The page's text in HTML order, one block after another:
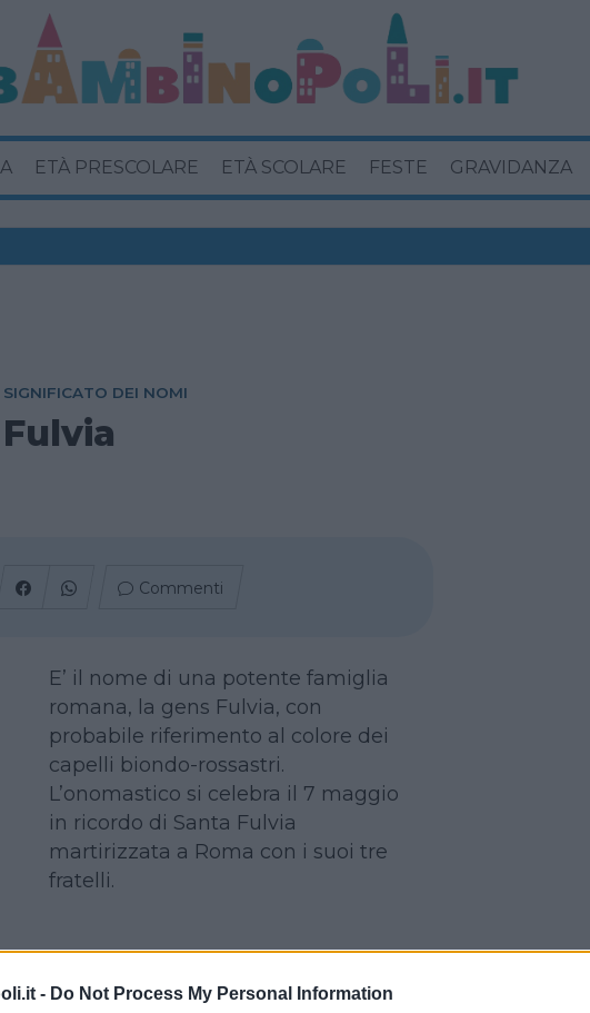
- Do Not Process My Personal Information
ETÀ PRESCOLARE ETÀ SCOLARE FESTE GRAVIDANZA
SIGNIFICATO DEI NOMI
Fulvia
Commenti
E’ il nome di una potente famiglia
romana, la gens Fulvia, con
probabile riferimento al colore dei
capelli biondo-rossastri.
L’onomastico si celebra il 7 maggio
in ricordo di Santa Fulvia
martirizzata a Roma con i suoi tre
fratelli.